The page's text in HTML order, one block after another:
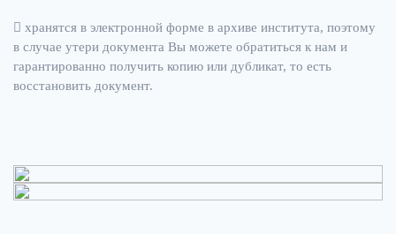
хранятся в электронной форме в архиве института, поэтому
в случае утери документа Вы можете обратиться к нам и
гарантированно получить копию или дубликат, то есть
восстановить документ.